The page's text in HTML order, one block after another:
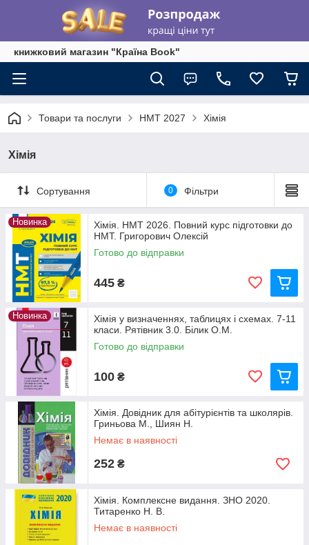
книжковий магазин "Країна Book"
Товари та послуги НМТ 2027 Хімія
Хімія
Сортування 0 Фільтри
Новинка
Хімія. НМТ 2026. Повний курс підготовки до
НМТ. Григорович Олексій
Готово до відправки
445 ₴
Новинка
Хімія у визначеннях, таблицях і схемах. 7-11
класи. Рятівник 3.0. Білик О.М.
Готово до відправки
100 ₴
Хімія. Довідник для абітурієнтів та школярів.
Гриньова М., Шиян Н.
Немає в наявності
252 ₴
Хімія. Комплексне видання. ЗНО 2020.
Титаренко Н. В.
Немає в наявності